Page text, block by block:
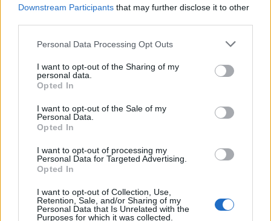
Downstream Participants that may further disclose it to other
Please note that this website/app uses one or more Google
not limited to your visit or usage behaviour. You may click to
grant or deny consent to Google and its third-party tags to
use your data for below specified purposes in below Google
consent section.
Personal Data Processing Opt Outs
I want to opt-out of the Sharing of my
personal data.
Opted In
I want to opt-out of the Sale of my
Personal Data.
Opted In
I want to opt-out of processing my
Personal Data for Targeted Advertising.
Opted In
I want to opt-out of Collection, Use,
Retention, Sale, and/or Sharing of my
Personal Data that Is Unrelated with the
Purposes for which it was collected.
Ευρωπαϊκή παραγωγή ATACMS
Οι ΗΠΑ θα προσφέρουν βοήθεια 1 δις
δολαρίων στη νέα κυβέρνηση της
Κολομβίας